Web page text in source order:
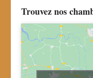
Trouvez nos